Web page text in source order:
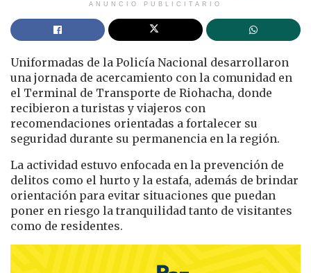
ANUNCIO PUBLICITARIO
Uniformadas de la Policía Nacional desarrollaron
una jornada de acercamiento con la comunidad en
el Terminal de Transporte de Riohacha, donde
recibieron a turistas y viajeros con
recomendaciones orientadas a fortalecer su
seguridad durante su permanencia en la región.
La actividad estuvo enfocada en la prevención de
delitos como el hurto y la estafa, además de brindar
orientación para evitar situaciones que puedan
poner en riesgo la tranquilidad tanto de visitantes
como de residentes.